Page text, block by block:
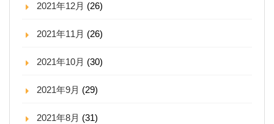
2021年12月 (26)
2021年11月 (26)
2021年10月 (30)
2021年9月 (29)
2021年8月 (31)